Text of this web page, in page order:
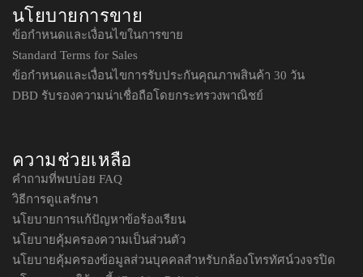
นโยบายการขาย
ข้อกำหนดและเงื่อนไขในการขาย
Standard Terms for Sales
ข้อกำหนดและเงื่อนไขการรับประกันคุณภาพสินค้า 30 วัน
DBD รับรองความน่าเชื่อถือโดยกระทรวงพาณิชย์
ความช่วยเหลือ
คำถามที่พบบ่อย FAQ
วิธีการดูแลรักษา
นโยบายการแก้ปัญหาข้อร้องเรียน
นโยบายคุ้มครองความเป็นส่วนตัว
นโยบายคุ้มครองข้อมูลส่วนบุคคลสำหรับกล้องโทรทัศน์วงจรปิด